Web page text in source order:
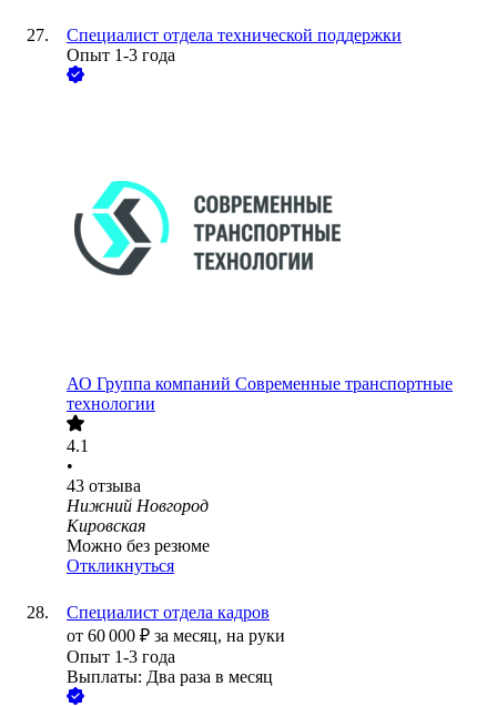
Специалист отдела технической поддержки
Опыт 1-3 года
АО Группа компаний Современные транспортные
технологии
4.1
•
43 отзыва
Нижний Новгород
Кировская
Можно без резюме
Откликнуться
Специалист отдела кадров
от 60 000 ₽ за месяц, на руки
Опыт 1-3 года
Выплаты: Два раза в месяц